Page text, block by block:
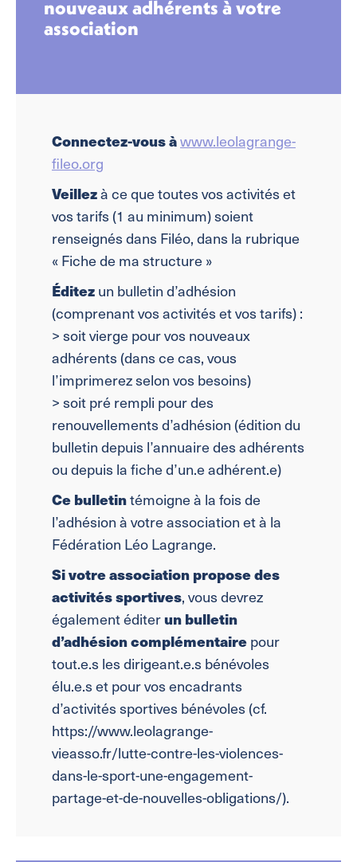
nouveaux adhérents à votre
association
Connectez-vous àwww.leolagrange-
fileo.org
Veillezà ce que toutes vos activités et
vos tarifs (1 au minimum) soient
renseignés dans Filéo, dans la rubrique
« Fiche de ma structure »
Éditezun bulletin d’adhésion
(comprenant vos activités et vos tarifs) :
> soit vierge pour vos nouveaux
adhérents (dans ce cas, vous
l’imprimerez selon vos besoins)
> soit pré rempli pour des
renouvellements d’adhésion (édition du
bulletin depuis l’annuaire des adhérents
ou depuis la fiche d’un.e adhérent.e)
Ce bulletintémoigne à la fois de
l’adhésion à votre association et à la
Fédération Léo Lagrange.
Si votre association propose des
activités sportives, vous devrez
également éditerun bulletin
d’adhésion complémentairepour
tout.e.s les dirigeant.e.s bénévoles
élu.e.s et pour vos encadrants
d’activités sportives bénévoles (cf.
https://www.leolagrange-
vieasso.fr/lutte-contre-les-violences-
dans-le-sport-une-engagement-
partage-et-de-nouvelles-obligations/).